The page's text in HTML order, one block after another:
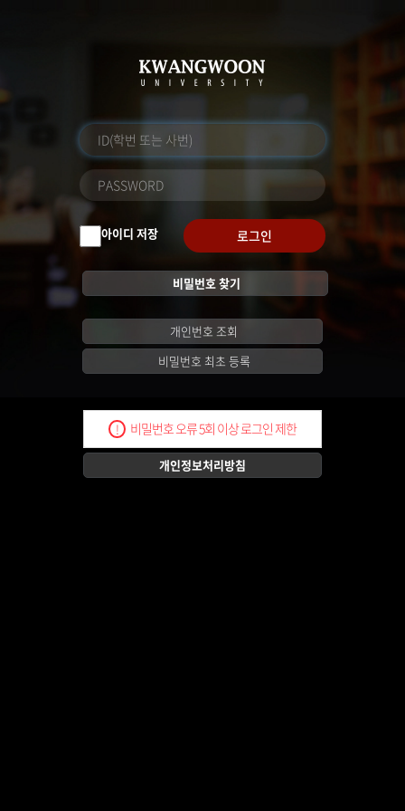
아이디 저장 로그인
비밀번호 찾기
개인번호 조회
비밀번호 최초 등록
! 비밀번호 오류 5회 이상 로그인 제한
개인정보처리방침